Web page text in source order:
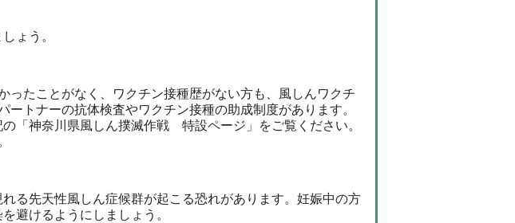
ょう。
たことがなく、ワクチン接種歴がない方も、風しんワクチ
トナーの抗体検査やワクチン接種の助成制度があります。
「神奈川県風しん撲滅作戦 特設ページ」をご覧ください。
る先天性風しん症候群が起こる恐れがあります。妊娠中の方
避けるようにしましょう。